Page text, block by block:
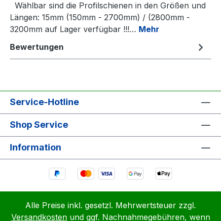
Wählbar sind die Profilschienen in den Größen und
Längen: 15mm (150mm - 2700mm) / (2800mm -
3200mm auf Lager verfügbar !!!… Mehr
Bewertungen
Service-Hotline
Shop Service
Information
Alle Preise inkl. gesetzl. Mehrwertsteuer zzgl.
Versandkostenund ggf. Nachnahmegebühren, wenn